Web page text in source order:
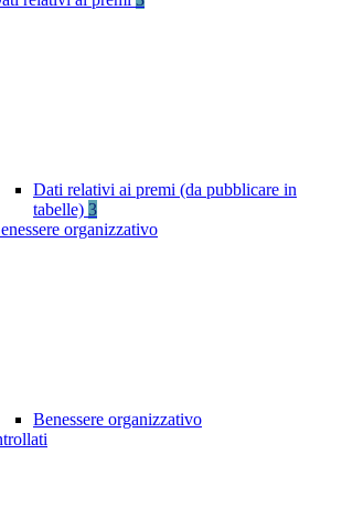
Dati relativi ai premi (da pubblicare in
tabelle) 3
organizzativo
Benessere organizzativo